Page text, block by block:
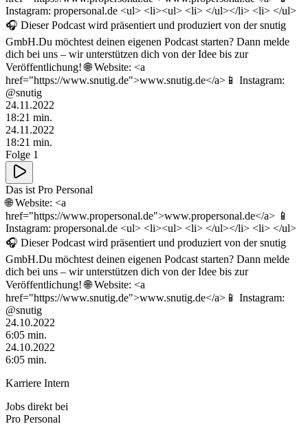
Instagram: propersonal.de <ul> <li><ul> <li> </ul></li> <li> </ul>
🎧 Dieser Podcast wird präsentiert und produziert von der snutig
GmbH.Du möchtest deinen eigenen Podcast starten? Dann melde
dich bei uns – wir unterstützen dich von der Idee bis zur
Veröffentlichung! 🌐 Website: <a
href="https://www.snutig.de">www.snutig.de</a>📱 Instagram:
@snutig
24.11.2022
18:21 min.
24.11.2022
18:21 min.
Folge 1
Das ist Pro Personal
🌐 Website: <a
href="https://www.propersonal.de">www.propersonal.de</a> 📱
Instagram: propersonal.de <ul> <li><ul> <li> </ul></li> <li> </ul>
🎧 Dieser Podcast wird präsentiert und produziert von der snutig
GmbH.Du möchtest deinen eigenen Podcast starten? Dann melde
dich bei uns – wir unterstützen dich von der Idee bis zur
Veröffentlichung! 🌐 Website: <a
href="https://www.snutig.de">www.snutig.de</a>📱 Instagram:
@snutig
24.10.2022
6:05 min.
24.10.2022
6:05 min.
Karriere Intern
Jobs direkt bei
Pro Personal